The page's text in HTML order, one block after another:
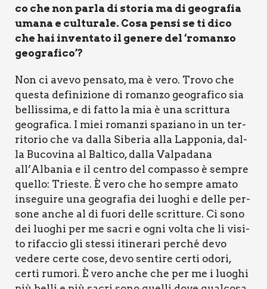
co che non par­la di sto­ria ma di geo­gra­fia
uma­na e cul­tu­ra­le. Cosa pen­si se ti dico
che hai inven­ta­to il gene­re del ‘roman­zo
geo­gra­fi­co’?
Non ci ave­vo pen­sa­to, ma è vero. Tro­vo che
que­sta defi­ni­zio­ne di roman­zo geo­gra­fi­co sia
bel­lis­si­ma, e di fat­to la mia è una scrit­tu­ra
geo­gra­fi­ca. I miei roman­zi spa­zia­no in un ter­
ri­to­rio che va dal­la Sibe­ria alla Lap­po­nia, dal­
la Buco­vi­na al Bal­ti­co, dal­la Val­pa­da­na
all’Albania e il cen­tro del com­pas­so è sem­pre
quel­lo: Trie­ste. È vero che ho sem­pre ama­to
inse­gui­re una geo­gra­fia dei luo­ghi e del­le per­
so­ne anche al di fuo­ri del­le scrit­tu­re. Ci sono
dei luo­ghi per me sacri e ogni vol­ta che li visi­
to rifac­cio gli stes­si iti­ne­ra­ri per­ché devo
vede­re cer­te cose, devo sen­ti­re cer­ti odo­ri,
cer­ti rumo­ri. È vero anche che per me i luo­ghi